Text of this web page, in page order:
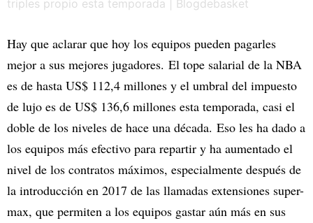
Hay que aclarar que hoy los equipos pueden pagarles
mejor a sus mejores jugadores. El tope salarial de la NBA
es de hasta US$ 112,4 millones y el umbral del impuesto
de lujo es de US$ 136,6 millones esta temporada, casi el
doble de los niveles de hace una década. Eso les ha dado a
los equipos más efectivo para repartir y ha aumentado el
nivel de los contratos máximos, especialmente después de
la introducción en 2017 de las llamadas extensiones super-
max, que permiten a los equipos gastar aún más en sus